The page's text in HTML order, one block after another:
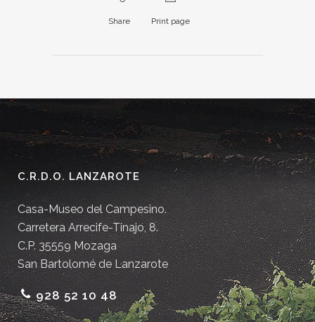
Share Print page
C.R.D.O. LANZAROTE
Casa-Museo del Campesino.
Carretera Arrecife-Tinajo, 8.
C.P. 35559 Mozaga
San Bartolomé de Lanzarote
928 52 10 48